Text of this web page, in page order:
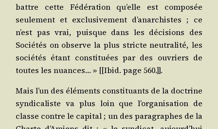
battre cette Fédé­ra­tion qu’elle est com­po­sée
seule­ment et exclu­si­ve­ment d’a­nar­chistes ; ce
n’est pas vrai, puisque dans les déci­sions des
Socié­tés on observe la plus stricte neu­tra­li­té, les
socié­tés étant consti­tuées par des ouvriers de
toutes les nuances… » [[Ibid. page 560.]].
Mais l’un des élé­ments consti­tuants de la doc­trine
syn­di­ca­liste va plus loin que l’or­ga­ni­sa­tion de
classe contre le capi­tal ; un des para­graphes de la